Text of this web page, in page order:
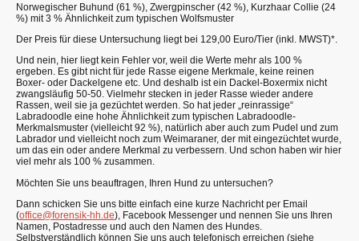
Norwegischer Buhund (61 %), Zwergpinscher (42 %), Kurzhaar Collie (24
%) mit 3 % Ähnlichkeit zum typischen Wolfsmuster
Der Preis für diese Untersuchung liegt bei 129,00 Euro/Tier (inkl. MWST)*.
Und nein, hier liegt kein Fehler vor, weil die Werte mehr als 100 %
ergeben. Es gibt nicht für jede Rasse eigene Merkmale, keine reinen
Boxer- oder Dackelgene etc. Und deshalb ist ein Dackel-Boxermix nicht
zwangsläufig 50-50. Vielmehr stecken in jeder Rasse wieder andere
Rassen, weil sie ja gezüchtet werden. So hat jeder „reinrassige“
Labradoodle eine hohe Ähnlichkeit zum typischen Labradoodle-
Merkmalsmuster (vielleicht 92 %), natürlich aber auch zum Pudel und zum
Labrador und vielleicht noch zum Weimaraner, der mit eingezüchtet wurde,
um das ein oder andere Merkmal zu verbessern. Und schon haben wir hier
viel mehr als 100 % zusammen.
Möchten Sie uns beauftragen, Ihren Hund zu untersuchen?
Dann schicken Sie uns bitte einfach eine kurze Nachricht per Email
(office@forensik-hh.de), Facebook Messenger und nennen Sie uns Ihren
Namen, Postadresse und auch den Namen des Hundes.
Selbstverständlich können Sie uns auch telefonisch erreichen (siehe